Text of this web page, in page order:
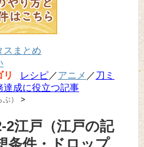
スまとめ
リ
レシピ／アニメ ／ 刀ミ
達成に役立つ記事
） >
2江戸（江戸の記